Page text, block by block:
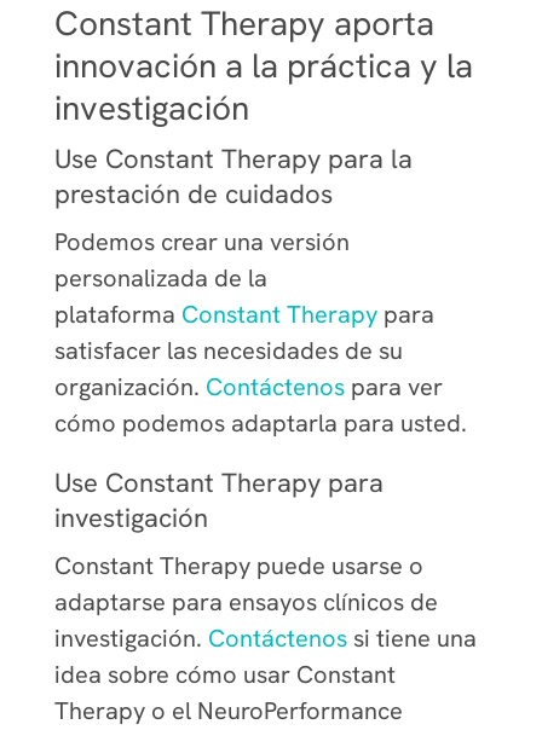
Constant Therapy aporta
innovación a la práctica y la
investigación
Use Constant Therapy para la
prestación de cuidados
Podemos crear una versión
personalizada de la
plataforma Constant Therapypara
satisfacer las necesidades de su
organización. Contáctenospara ver
cómo podemos adaptarla para usted.
Use Constant Therapy para
investigación
Constant Therapy puede usarse o
adaptarse para ensayos clínicos de
investigación. Contáctenossi tiene una
idea sobre cómo usar Constant
Therapy o el NeuroPerformance